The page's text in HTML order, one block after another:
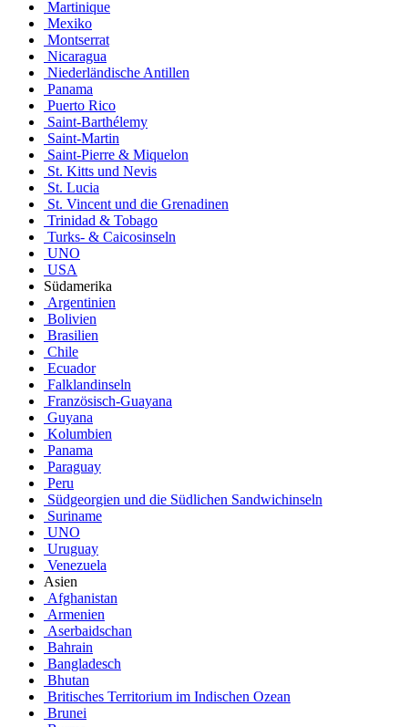
Martinique
Mexiko
Montserrat
Nicaragua
Niederländische Antillen
Panama
Puerto Rico
Saint-Barthélemy
Saint-Martin
Saint-Pierre & Miquelon
St. Kitts und Nevis
St. Lucia
St. Vincent und die Grenadinen
Trinidad & Tobago
Turks- & Caicosinseln
UNO
USA
Südamerika
Argentinien
Bolivien
Brasilien
Chile
Ecuador
Falklandinseln
Französisch-Guayana
Guyana
Kolumbien
Panama
Paraguay
Peru
Südgeorgien und die Südlichen Sandwichinseln
Suriname
UNO
Uruguay
Venezuela
Asien
Afghanistan
Armenien
Aserbaidschan
Bahrain
Bangladesch
Bhutan
Britisches Territorium im Indischen Ozean
Brunei